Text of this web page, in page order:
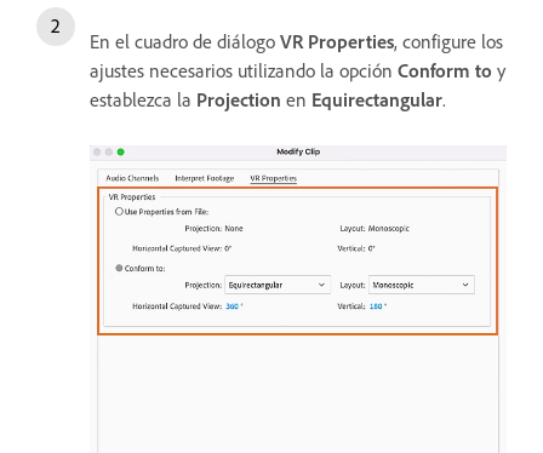
En el cuadro de diálogo VR Properties, configure los
ajustes necesarios utilizando la opción Conform to y
establezca la Projection en Equirectangular.